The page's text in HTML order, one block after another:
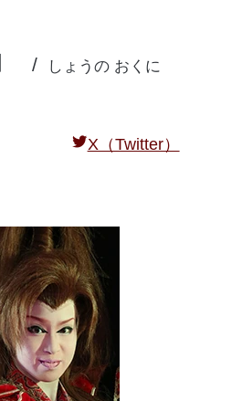
しょうの おくに
X（Twitter）